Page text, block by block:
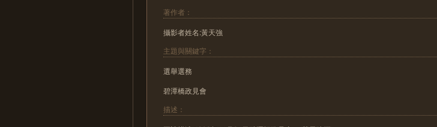
著作者：
攝影者姓名:黃天強
主題與關鍵字：
選舉選務
碧潭橋政見會
描述：